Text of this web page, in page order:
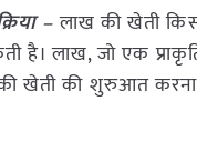
–लाख की खेती
है। लाख, जो एक
खेती की शुरुआत करना